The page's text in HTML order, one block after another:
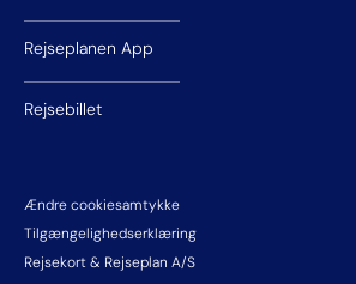
Rejseplanen App
Rejsebillet
Ændre cookiesamtykke
Tilgængelighedserklæring
Rejsekort & Rejseplan A/S